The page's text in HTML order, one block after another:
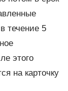
течение 5
этого
на карточку